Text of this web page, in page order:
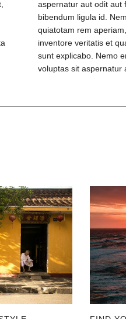
aspernatur aut odit aut
bibendum ligula id.
quiatotam rem
inventore veritatis et
sunt explicabo. Nemo
voluptas sit aspernatur